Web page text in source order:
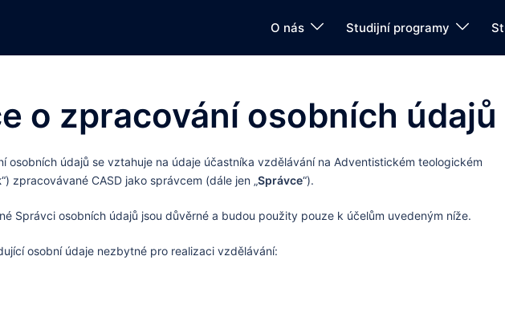
O nás Studijní programy
o zpracování osobních údajů
osobních údajů se vztahuje na údaje účastníka vzdělávání na Adventistickém teologickém
“) zpracovávané CASD jako správcem (dále jen „Správce“).
Správci osobních údajů jsou důvěrné a budou použity pouze k účelům uvedeným níže.
osobní údaje nezbytné pro realizaci vzdělávání: